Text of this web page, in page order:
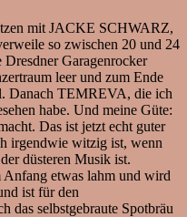
mit JACKE SCHWARZ,
so zwischen 20 und 24
Garagenrocker
leer und zum Ende
Danach TEMREVA, die ich
habe. Und meine Güte:
Das ist jetzt echt guter
irgendwie witzig ist, wenn
düsteren Musik ist.
etwas lahm und wird
ist für den
das selbstgebraute Spotbräu